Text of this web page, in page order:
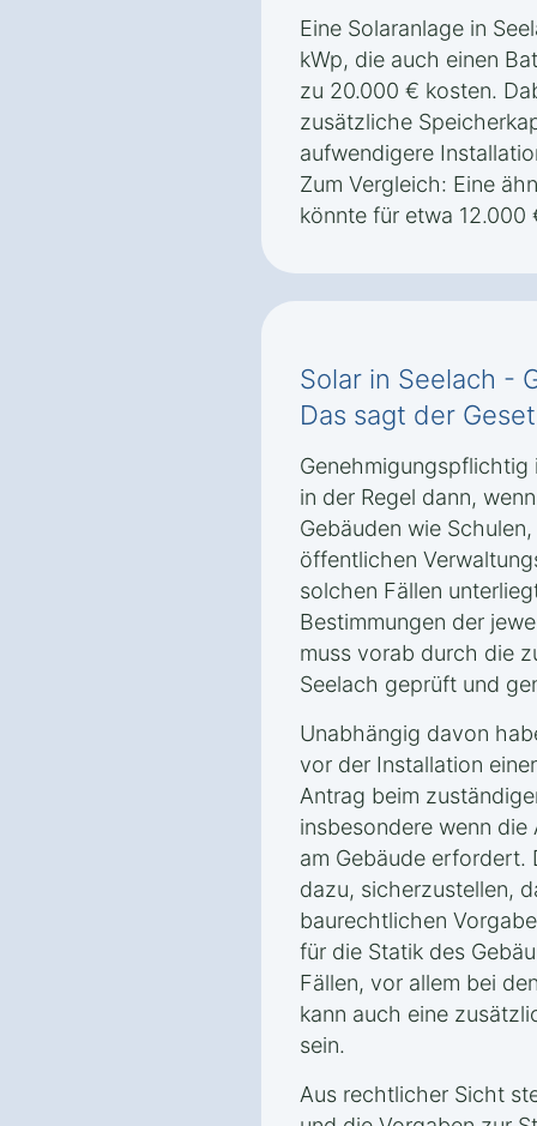
Eine Solaranlage in
kWp, die auch einen
zu 20.000 € kosten.
zusätzliche
aufwendigere
Zum Vergleich: Eine
könnte für etwa 12.000
Solar in Seelach -
Das sagt der
Genehmigungspflichtig
in der Regel dann,
Gebäuden wie
öffentlichen
solchen Fällen
Bestimmungen der
muss vorab durch die
Seelach geprüft und
Unabhängig davon
vor der Installation
Antrag beim
insbesondere wenn die
am Gebäude erfordert.
dazu, sicherzustellen,
baurechtlichen
für die Statik des
Fällen, vor allem bei
kann auch eine
sein.
Aus rechtlicher Sicht